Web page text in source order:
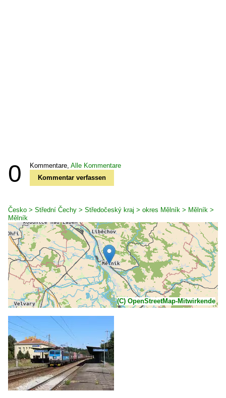
0 Kommentare, Alle Kommentare
Kommentar verfassen
Česko > Střední Čechy > Středočeský kraj > okres Mělník > Mělník >
Mělník
(C) OpenStreetMap-Mitwirkende